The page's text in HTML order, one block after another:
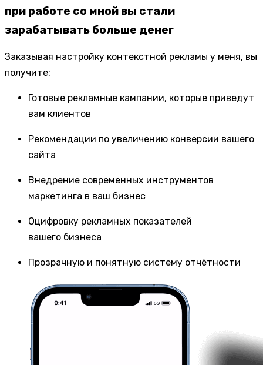
при работе со мной вы стали
зарабатывать больше денег
Заказывая настройку контекстной рекламы у меня, вы
получите:
Готовые рекламные кампании, которые приведут
вам клиентов
Рекомендации по увеличению конверсии вашего
сайта
Внедрение современных инструментов
маркетинга в ваш бизнес
Оцифровку рекламных показателей
вашего бизнеса
Прозрачную и понятную систему отчётности